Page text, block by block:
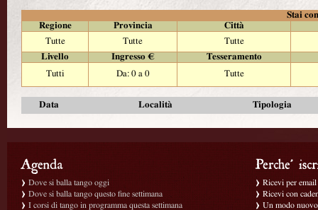
Stai
Regione
Provincia
Città
Tutte
Tutte
Tutte
Livello
Ingresso €
Tesseramento
Tutti
Da: 0 a 0 Tutte
Data Località Tipologia
Dove si balla tango oggi
Dove si balla tango questo fine settimana
I corsi di tango in programma questa settimana
Ricevi per
Ricevi con
Un modo